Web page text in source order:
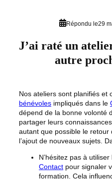
Répondu le29
J’ai raté un
autre
Nos ateliers sont planifiés et
bénévoles impliqués dans le
dépend de la bonne volonté
partager leurs
autant que possible le
l’ajout de nouveaux sujets.
N’hésitez pas à
Contact pour signaler
formation. Cela